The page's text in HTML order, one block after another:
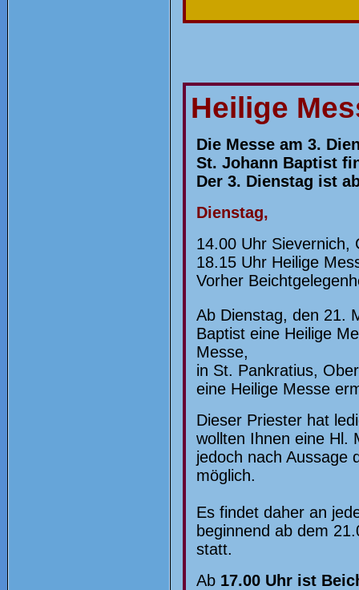
Heilige
Die Messe am 3.
St. Johann Baptist
Der 3. Dienstag ist
Dienstag,
14.00 Uhr Sievernich,
18.15 Uhr Heilige
Vorher
Ab Dienstag, den 21.
Baptist eine Heilige
Messe,
in St. Pankratius,
eine Heilige Messe
Dieser Priester hat
wollten Ihnen eine Hl.
jedoch nach Aussage
möglich.
Es findet daher an
beginnend ab dem
statt.
Ab 17.00 Uhr ist